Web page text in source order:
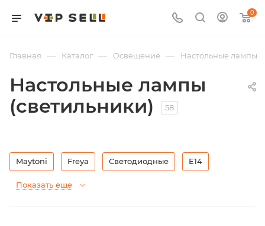
0
Главная — Каталог — Освещение — Настольные лампы
Настольные лампы
(светильники)
58
Maytoni Freya Светодиодные E14
Показать еще